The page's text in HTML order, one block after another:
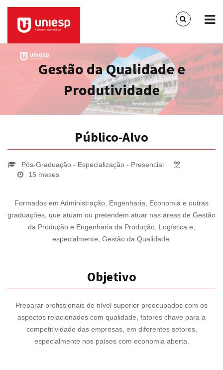
Gestão da Qualidade e
Produtividade
Público-Alvo
Pós-Graduação - Especialização - Presencial
15 meses
Formados em Administração, Engenharia, Economia e outras
graduações, que atuam ou pretendem atuar nas áreas de Gestão
da Produção e Engenharia da Produção, Logística e,
especialmente, Gestão da Qualidade.
Objetivo
Preparar profissionais de nível superior preocupados com os
aspectos relacionados com qualidade, fatores chave para a
competitividade das empresas, em diferentes setores,
especialmente nos países com economia aberta.